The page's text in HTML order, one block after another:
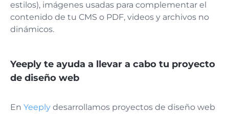
estilos), imágenes usadas para complementar el
contenido de tu CMS o PDF, videos y archivos no
dinámicos.
Yeeply te ayuda a llevar a cabo tu proyecto
de diseño web
En Yeeply desarrollamos proyectos de diseño web